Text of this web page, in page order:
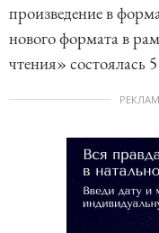
произведение в
нового формата в
чтения» состоялась